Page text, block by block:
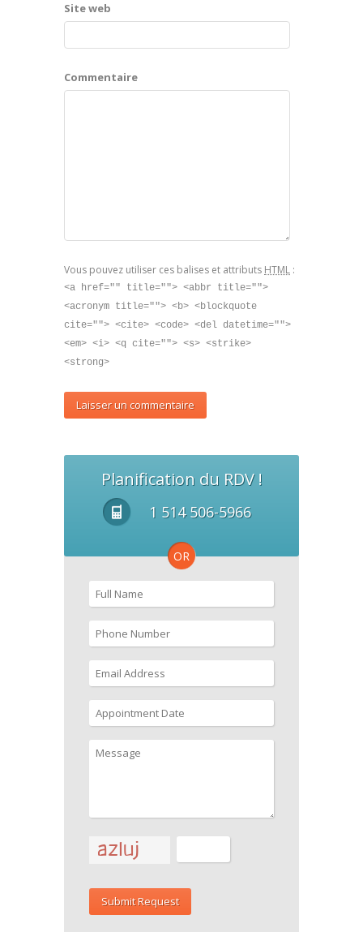
Site web
Commentaire
Vous pouvez utiliser ces balises et attributs HTML :
<a href="" title=""> <abbr title="">
<acronym title=""> <b> <blockquote
cite=""> <cite> <code> <del datetime="">
<em> <i> <q cite=""> <s> <strike>
<strong>
Planification du RDV !
1 514 506-5966
OR